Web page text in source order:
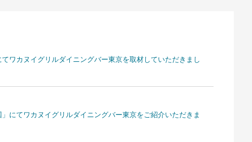
ワカヌイグリルダイニングバー東京を取材していただきまし
にてワカヌイグリルダイニングバー東京をご紹介いただきま